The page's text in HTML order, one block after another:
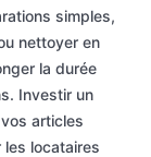
simples,
nettoyer en
la durée
Investir un
articles
locataires